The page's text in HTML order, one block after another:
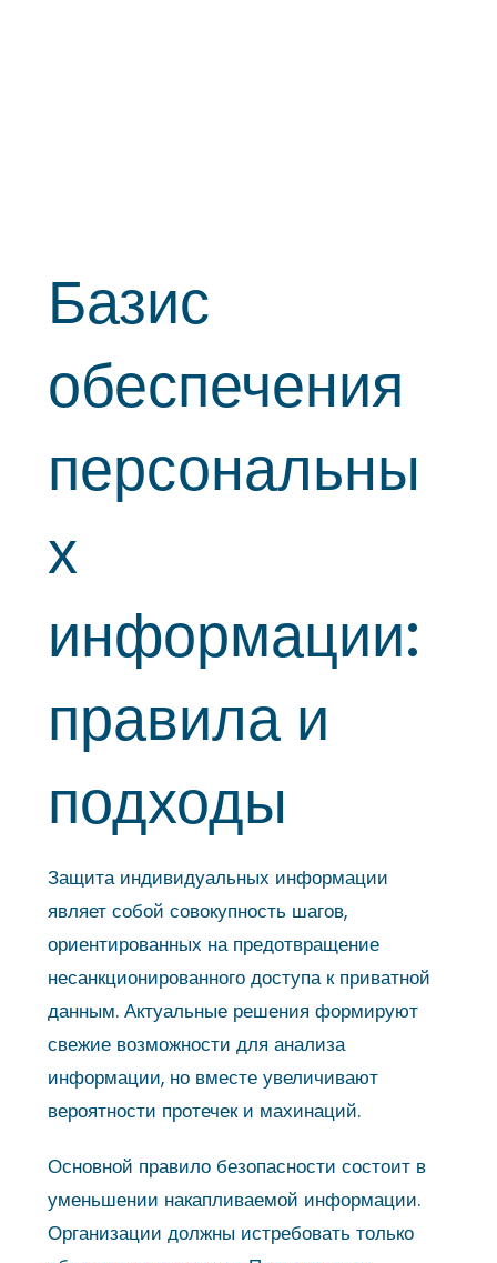
Базис
обеспечения
персональны
х
информации:
правила и
подходы
Защита индивидуальных информации
являет собой совокупность шагов,
ориентированных на предотвращение
несанкционированного доступа к приватной
данным. Актуальные решения формируют
свежие возможности для анализа
информации, но вместе увеличивают
вероятности протечек и махинаций.
Основной правило безопасности состоит в
уменьшении накапливаемой информации.
Организации должны истребовать только